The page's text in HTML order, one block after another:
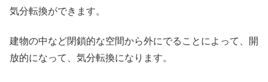
気分転換ができます。
建物の中など閉鎖的な空間から外にでることによって、開
放的になって、気分転換になります。